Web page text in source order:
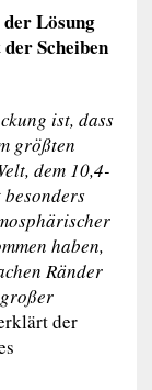
Lösung
Scheiben
ist, dass
größten
dem 10,4-
haben,
Ränder
der